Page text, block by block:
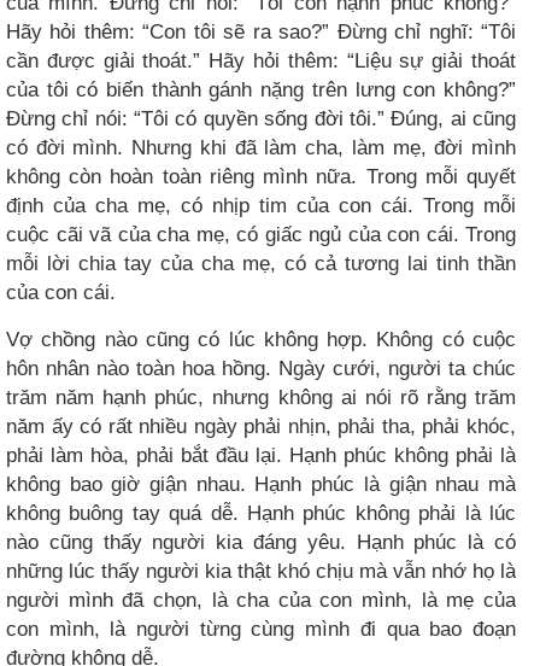
Hãy hỏi thêm: “Con tôi sẽ ra sao?” Đừng chỉ nghĩ: “Tôi
cần được giải thoát.” Hãy hỏi thêm: “Liệu sự giải thoát
của tôi có biến thành gánh nặng trên lưng con không?”
Đừng chỉ nói: “Tôi có quyền sống đời tôi.” Đúng, ai cũng
có đời mình. Nhưng khi đã làm cha, làm mẹ, đời mình
không còn hoàn toàn riêng mình nữa. Trong mỗi quyết
định của cha mẹ, có nhịp tim của con cái. Trong mỗi
cuộc cãi vã của cha mẹ, có giấc ngủ của con cái. Trong
mỗi lời chia tay của cha mẹ, có cả tương lai tinh thần
của con cái.
Vợ chồng nào cũng có lúc không hợp. Không có cuộc
hôn nhân nào toàn hoa hồng. Ngày cưới, người ta chúc
trăm năm hạnh phúc, nhưng không ai nói rõ rằng trăm
năm ấy có rất nhiều ngày phải nhịn, phải tha, phải khóc,
phải làm hòa, phải bắt đầu lại. Hạnh phúc không phải là
không bao giờ giận nhau. Hạnh phúc là giận nhau mà
không buông tay quá dễ. Hạnh phúc không phải là lúc
nào cũng thấy người kia đáng yêu. Hạnh phúc là có
những lúc thấy người kia thật khó chịu mà vẫn nhớ họ là
người mình đã chọn, là cha của con mình, là mẹ của
con mình, là người từng cùng mình đi qua bao đoạn
đường không dễ.